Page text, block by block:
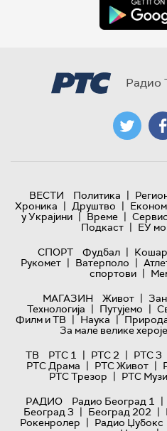
Радио
ВЕСТИ Политика |
Хроника | Друштво |
у Украјини | Време |
Подкаст | ЕУ
СПОРТ
Фудбал |
Рукомет | Ватерполо |
спортови |
МАГАЗИН
Живот |
Технологијa | Путујемо |
Филм и ТВ | Наука |
За мале велике хероје
ТВ
РТС 1 | РТС 2 | РТС 3
РТС Драма | РТС Живот |
РТС Трезор | РТС
РАДИО
Радио Београд 1 |
Београд 3 | Београд 202 |
Рокенролер | Радио Џубокс